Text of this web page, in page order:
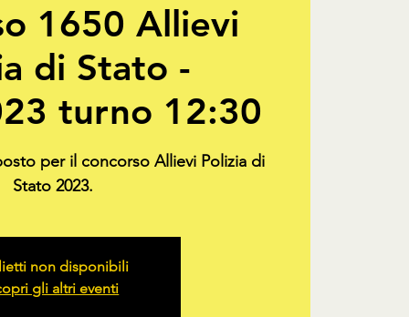
1650 Allievi
di Stato -
turno 12:30
per il concorso Allievi Polizia di
Stato 2023.
non disponibili
gli altri eventi